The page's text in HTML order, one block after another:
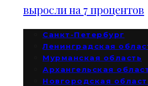
выросли на 7 процентов
Санкт-Петербург
Ленинградская
Мурманская область
Архангельская
Новгородская